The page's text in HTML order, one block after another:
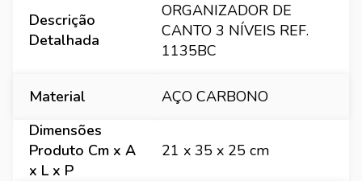
Descrição
Detalhada
ORGANIZADOR DE
CANTO 3 NÍVEIS REF.
1135BC
Material
AÇO CARBONO
Dimensões
Produto Cm x A
x L x P
21 x 35 x 25 cm